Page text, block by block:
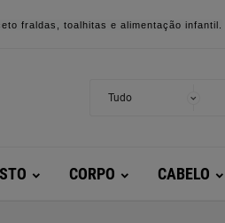
fraldas, toalhitas e alimentação infantil.
CORPO CABELO